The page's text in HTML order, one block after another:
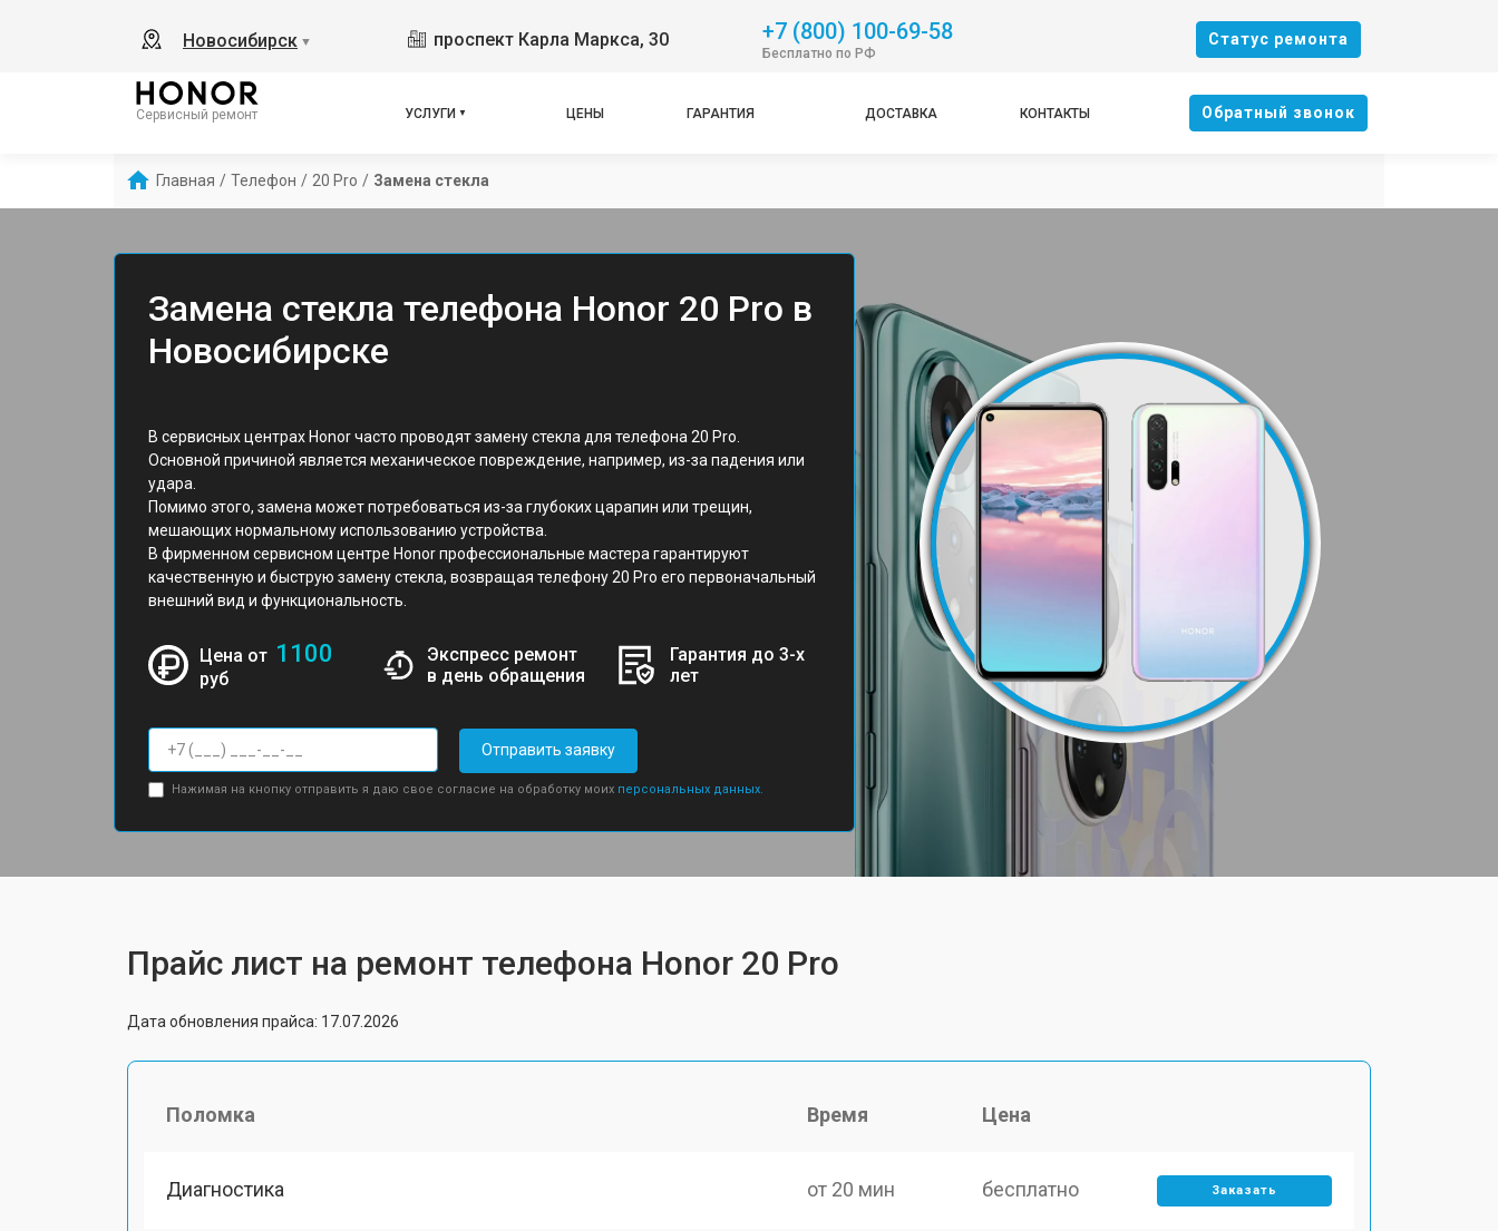
Новосибирск ▼ проспект Карла Маркса, 30 +7 (800) 100-69-58
Бесплатно по РФ
Cтатус ремонта
Сервисный ремонт УСЛУГИ ЦЕНЫ ГАРАНТИЯ ДОСТАВКА КОНТАКТЫ Oбратный звонок
Главная / Телефон / 20 Pro / Замена стекла
Замена стекла телефона Honor 20 Pro в
Новосибирске
В сервисных центрах Honor часто проводят замену стекла для телефона 20 Pro.
Основной причиной является механическое повреждение, например, из-за падения или
удара.
Помимо этого, замена может потребоваться из-за глубоких царапин или трещин,
мешающих нормальному использованию устройства.
В фирменном сервисном центре Honor профессиональные мастера гарантируют
качественную и быструю замену стекла, возвращая телефону 20 Pro его первоначальный
внешний вид и функциональность.
Цена от 1100
руб
Экспресс ремонт
в день обращения
Гарантия до 3-х
лет
Отправить заявку
Нажимая на кнопку отправить я даю свое согласие на обработку моих персональных данных.
Прайс лист на ремонт телефона Honor 20 Pro
Дата обновления прайса: 17.07.2026
Поломка Время Цена
Диагностика от 20 мин бесплатно Заказать